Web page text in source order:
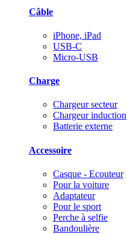
Câble
iPhone, iPad
USB-C
Micro-USB
Charge
Chargeur secteur
Chargeur induction
Batterie externe
Accessoire
Casque - Ecouteur
Pour la voiture
Adaptateur
Pour le sport
Perche à selfie
Bandoulière